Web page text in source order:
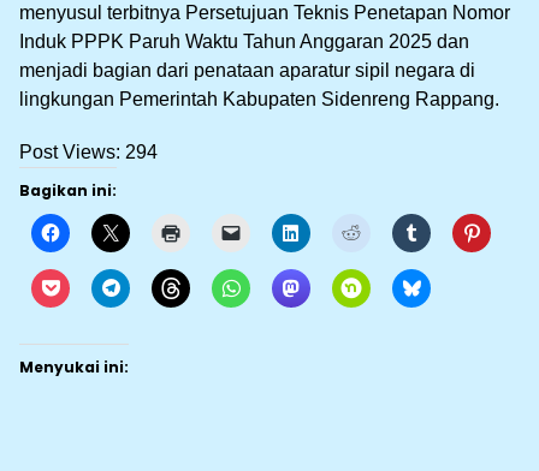
menyusul terbitnya Persetujuan Teknis Penetapan Nomor
Induk PPPK Paruh Waktu Tahun Anggaran 2025 dan
menjadi bagian dari penataan aparatur sipil negara di
lingkungan Pemerintah Kabupaten Sidenreng Rappang.
Post Views: 294
Bagikan ini:
Menyukai ini: